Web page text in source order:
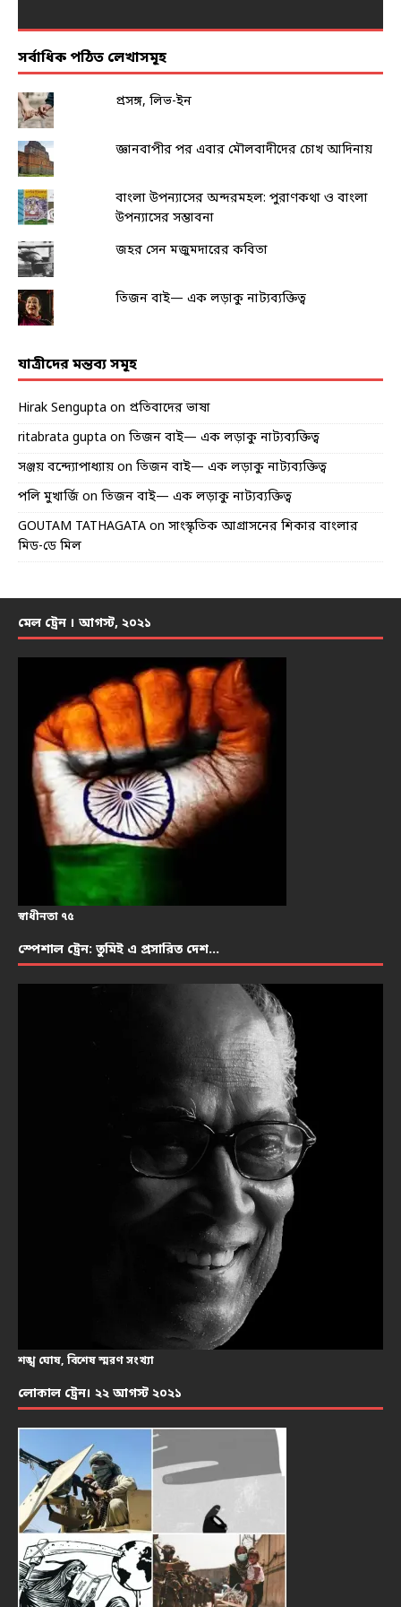
সর্বাধিক পঠিত লেখাসমূহ
প্রসঙ্গ, লিভ-ইন
জ্ঞানবাপীর পর এবার মৌলবাদীদের চোখ আদিনায়
বাংলা উপন্যাসের অন্দরমহল: পুরাণকথা ও বাংলা
উপন্যাসের সম্ভাবনা
জহর সেন মজুমদারের কবিতা
তিজন বাই— এক লড়াকু নাট্যব্যক্তিত্ব
যাত্রীদের মন্তব্য সমূহ
Hirak Sengupta on প্রতিবাদের ভাষা
ritabrata gupta on তিজন বাই— এক লড়াকু নাট্যব্যক্তিত্ব
সঞ্জয় বন্দ্যোপাধ্যায় on তিজন বাই— এক লড়াকু নাট্যব্যক্তিত্ব
পলি মুখার্জি on তিজন বাই— এক লড়াকু নাট্যব্যক্তিত্ব
GOUTAM TATHAGATA on সাংস্কৃতিক আগ্রাসনের শিকার বাংলার
মিড-ডে মিল
মেল ট্রেন । আগস্ট, ২০২১
স্বাধীনতা ৭৫
স্পেশাল ট্রেন: তুমিই এ প্রসারিত দেশ…
শঙ্খ ঘোষ, বিশেষ স্মরণ সংখ্যা
লোকাল ট্রেন। ২২ আগস্ট ২০২১